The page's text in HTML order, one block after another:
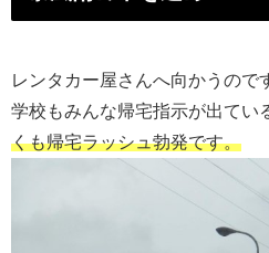
レンタカー屋さんへ向かうので
学校もみんな帰宅指示が出てい
くも帰宅ラッシュ勃発です。